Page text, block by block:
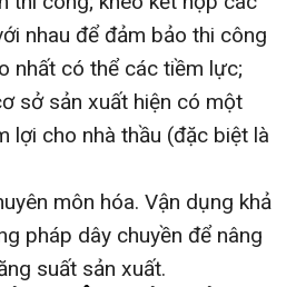
nhau để đảm bảo thi công
nhất có thể các tiềm lực;
sở sản xuất hiện có một
lợi cho nhà thầu (đặc biệt là
môn hóa. Vận dụng khả
pháp dây chuyền để nâng
suất sản xuất.